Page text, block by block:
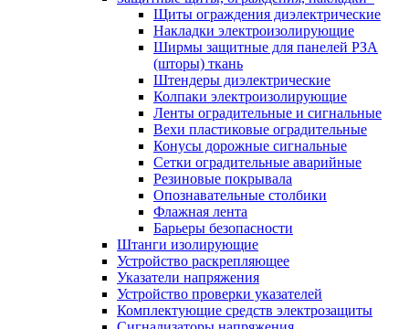
Щиты ограждения диэлектрические
Накладки электроизолирующие
Ширмы защитные для панелей РЗА
(шторы) ткань
Штендеры диэлектрические
Колпаки электроизолирующие
Ленты оградительные и сигнальные
Вехи пластиковые оградительные
Конусы дорожные сигнальные
Сетки оградительные аварийные
Резиновые покрывала
Опознавательные столбики
Флажная лента
Барьеры безопасности
Штанги изолирующие
Устройство раскрепляющее
Указатели напряжения
Устройство проверки указателей
Комплектующие средств электрозащиты